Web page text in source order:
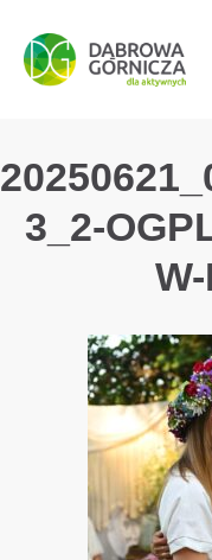
PRZEJDŹ DO
PRZEJDŹ DO
PRZEJDŹ DO
3_2-